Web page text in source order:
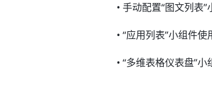
• 手动配置“图文列表
• “应用列表”小组件使
• “多维表格仪表盘”